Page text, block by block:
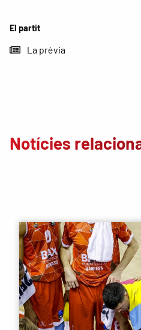
El partit
La prèvia
Notícies